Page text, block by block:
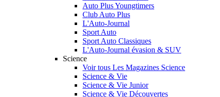
Auto Plus Youngtimers
Club Auto Plus
L'Auto-Journal
Sport Auto
Sport Auto Classiques
L'Auto-Journal évasion & SUV
Science
Voir tous Les Magazines Science
Science & Vie
Science & Vie Junior
Science & Vie Découvertes